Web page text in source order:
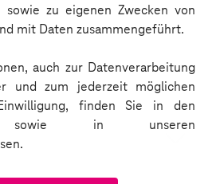
sowie zu eigenen Zwecken von
mit Daten zusammengeführt.
auch zur Datenverarbeitung
und zum jederzeit möglichen
finden Sie in den
sowie in unseren